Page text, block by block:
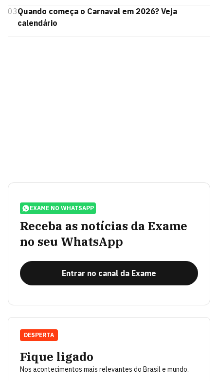
03Quando começa o Carnaval em 2026? Veja
calendário
EXAME NO WHATSAPP
Receba as notícias da Exame
no seu WhatsApp
Entrar no canal da Exame
Fique ligado
Nos acontecimentos mais relevantes do Brasil e mundo.
DESPERTA